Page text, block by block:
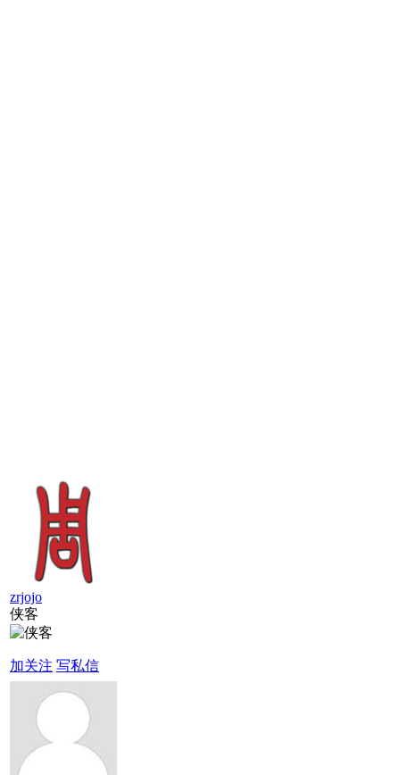
zrjojo
侠客
加关注 写私信